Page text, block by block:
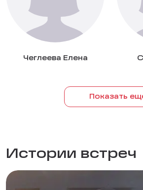
Чеглеева Елена
Показать
Истории встреч